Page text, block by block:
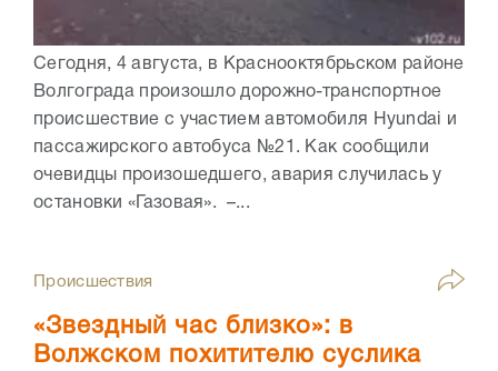
Сегодня, 4 августа, в Краснооктябрьском районе
Волгограда произошло дорожно-транспортное
происшествие с участием автомобиля Hyundai и
пассажирского автобуса №21. Как сообщили
очевидцы произошедшего, авария случилась у
остановки «Газовая». –...
Происшествия
«Звездный час близко»: в
Волжском похитителю суслика